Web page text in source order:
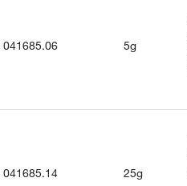
041685.06 5g
041685.14 25g